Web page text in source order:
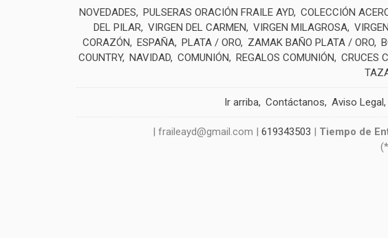
NOVEDADES PULSERAS ORACIÓN FRAILE AYD COLECCIÓN
DEL PILAR VIRGEN DEL CARMEN VIRGEN MILAGROSA
CORAZÓN
ESPAÑA PLATA / ORO ZAMAK BAÑO PLATA / ORO
COUNTRY NAVIDAD COMUNIÓN REGALOS COMUNIÓN CRUCES
Ir arriba Contáctanos Aviso Legal
| fraileayd@gmail.com |619343503 | Tiempo de